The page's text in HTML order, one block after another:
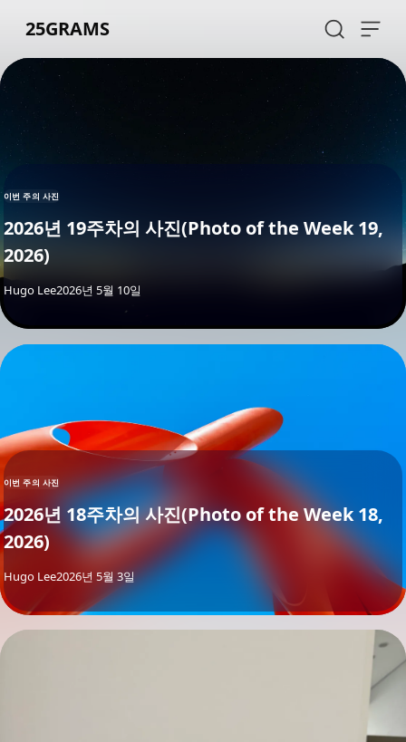
25GRAMS
이번 주의 사진
2026년 19주차의 사진(Photo of the Week 19,
2026)
By
Hugo Lee2026년 5월 10일
이번 주의 사진
2026년 18주차의 사진(Photo of the Week 18,
2026)
By
Hugo Lee2026년 5월 3일